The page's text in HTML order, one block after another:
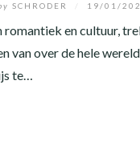
SCHRODER 19/01/
romantiek en cultuur,
van over de hele
te…